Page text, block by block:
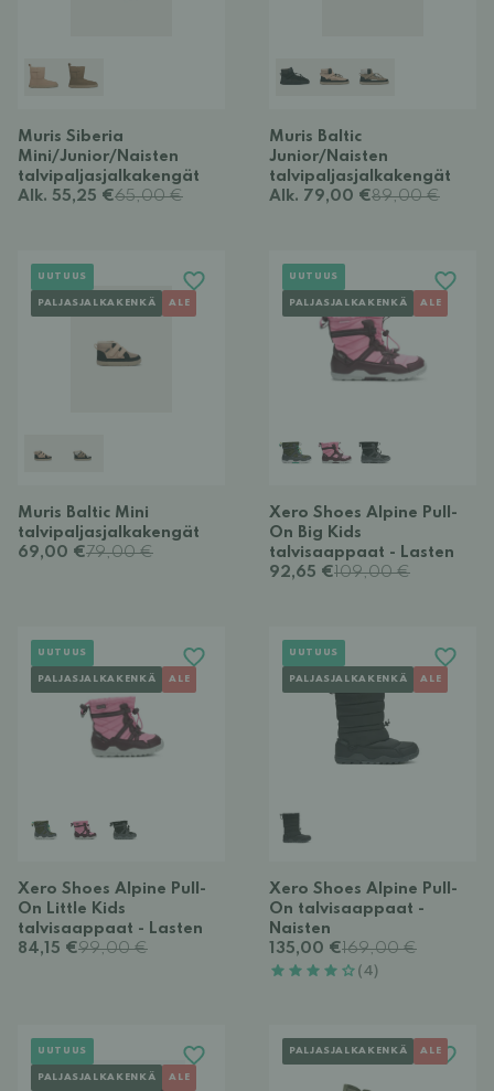
Muris Siberia
Mini/Junior/Naisten
talvipaljasjalkakengät
Alk. 55,25 €65,00 €
Muris Baltic
Junior/Naisten
talvipaljasjalkakengät
Alk. 79,00 €89,00 €
UUTUUS
PALJASJALKAKENKÄ ALE
Muris Baltic Mini
talvipaljasjalkakengät
69,00 €79,00 €
UUTUUS
PALJASJALKAKENKÄ ALE
Xero Shoes Alpine Pull-
On Big Kids
talvisaappaat - Lasten
92,65 €109,00 €
UUTUUS
PALJASJALKAKENKÄ ALE
Xero Shoes Alpine Pull-
On Little Kids
talvisaappaat - Lasten
84,15 €99,00 €
UUTUUS
PALJASJALKAKENKÄ ALE
Xero Shoes Alpine Pull-
On talvisaappaat -
Naisten
135,00 €169,00 €
(4)
UUTUUS
PALJASJALKAKENKÄ ALE
PALJASJALKAKENKÄ ALE